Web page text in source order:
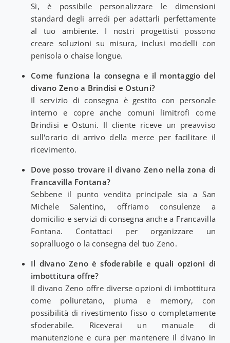
Sì, è possibile personalizzare le dimensioni
standard degli arredi per adattarli perfettamente
al tuo ambiente. I nostri progettisti possono
creare soluzioni su misura, inclusi modelli con
penisola o chaise longue.
Come funziona la consegna e il montaggio del
divano Zeno a Brindisi e Ostuni?
Il servizio di consegna è gestito con personale
interno e copre anche comuni limitrofi come
Brindisi e Ostuni. Il cliente riceve un preavviso
sull'orario di arrivo della merce per facilitare il
ricevimento.
Dove posso trovare il divano Zeno nella zona di
Francavilla Fontana?
Sebbene il punto vendita principale sia a San
Michele Salentino, offriamo consulenze a
domicilio e servizi di consegna anche a Francavilla
Fontana. Contattaci per organizzare un
sopralluogo o la consegna del tuo Zeno.
Il divano Zeno è sfoderabile e quali opzioni di
imbottitura offre?
Il divano Zeno offre diverse opzioni di imbottitura
come poliuretano, piuma e memory, con
possibilità di rivestimento fisso o completamente
sfoderabile. Riceverai un manuale di
manutenzione e cura per mantenere il divano in